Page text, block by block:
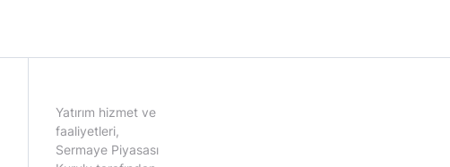
Yatırım hizmet ve
faaliyetleri,
Sermaye Piyasası